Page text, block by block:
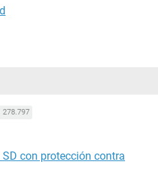
278.797
con protección contra